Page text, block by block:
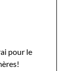
pour le